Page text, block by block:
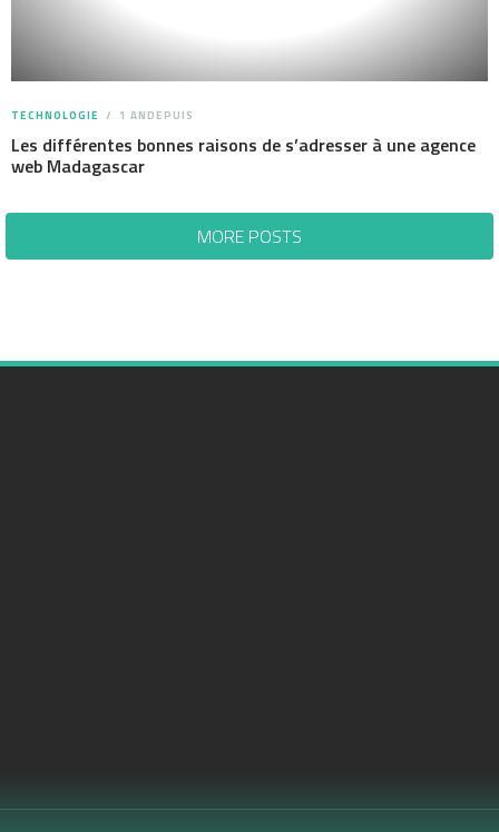
TECHNOLOGIE 1 ANDEPUIS
Les différentes bonnes raisons de s’adresser à une agence
web Madagascar
MORE POSTS